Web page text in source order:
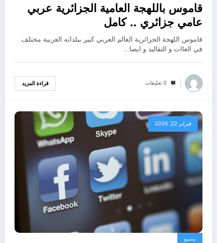
قاموس باللهجة العامية الجزائرية عربي
عامي جزائري .. كامل
قاموس اللهجة الجزائرية العالم العربي كبير ببلدانه العربية مختلف
في العاات و التقاليد و ايضا…
0 تعليقات قراءة المزيد
فبراير 22, 2026
مجتمع